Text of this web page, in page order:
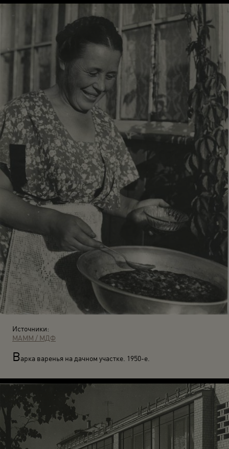
Источники:
МАММ / МДФ
Варка варенья на дачном участке. 1950-е.